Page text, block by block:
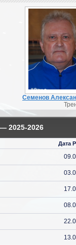
Семенов
2025-2026
Дата